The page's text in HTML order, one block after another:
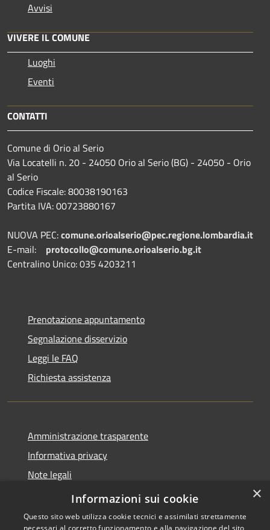
Avvisi
VIVERE IL COMUNE
Luoghi
Eventi
CONTATTI
Comune di Orio al Serio
Via Locatelli n. 20 - 24050 Orio al Serio (BG) - 24050 - Orio
al Serio
Codice Fiscale: 80038190163
Partita IVA: 00723880167
NUOVA PEC:comune.orioalserio@pec.regione.lombardia.it
E-mail: protocollo@comune.orioalserio.bg.it
Centralino Unico: 035 4203211
Prenotazione appuntamento
Segnalazione disservizio
Leggi le FAQ
Richiesta assistenza
Amministrazione trasparente
Informativa privacy
Note legali
Dichiarazione di accessibilità
×
Informazioni sui cookie
Questo sito web utilizza cookie tecnici e assimilati strettamente
necessari al corretto funzionamento e alla navigazione del sito,